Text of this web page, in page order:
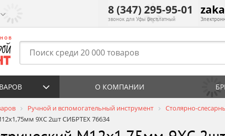
8 (347) 295-95-01
звонок для Уфы бесплатный
О КОМПАНИИ
Ручной и вспомогательный инструмент Столярно-
9ХС 2шт СИБРТЕХ 76634